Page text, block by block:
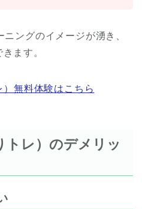
ングのイメージが湧き、
ます。
無料体験はこちら
トレ）のデメリッ